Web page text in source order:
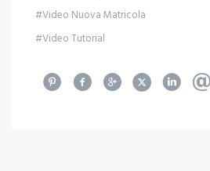
#Video Nuova Matricola
#Video Tutorial